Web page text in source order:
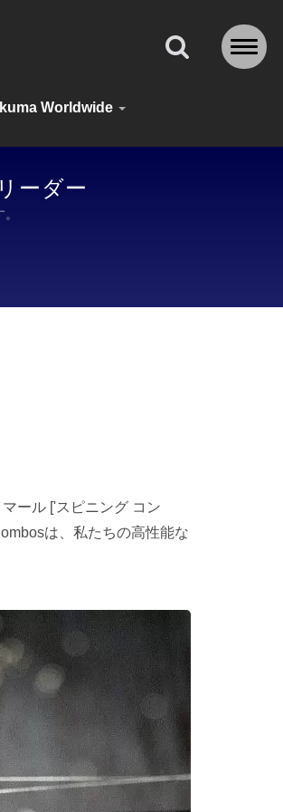
Worldwide
ーダー
ール ['スピニング コン
は、私たちの高性能な